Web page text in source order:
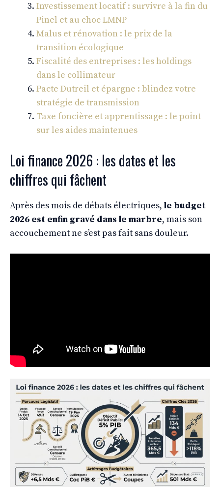
Investissement locatif : survivre à la fin du
Pinel et au choc LMNP
Malus et rénovation : le prix de la
transition écologique
Fiscalité des entreprises : les holdings
dans le collimateur
Pacte Dutreil et épargne : blindez votre
stratégie de transmission
Taxe foncière et apprentissage : le point
sur les aides maintenues
Loi finance 2026 : les dates et les
chiffres qui fâchent
Après des mois de débats électriques, le budget
2026 est enfin gravé dans le marbre, mais son
accouchement ne s’est pas fait sans douleur.